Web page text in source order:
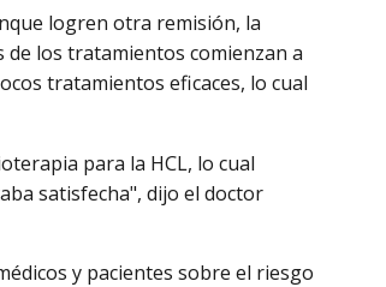
logren otra remisión, la
de los tratamientos comienzan a
tratamientos eficaces, lo cual
para la HCL, lo cual
satisfecha", dijo el doctor
y pacientes sobre el riesgo